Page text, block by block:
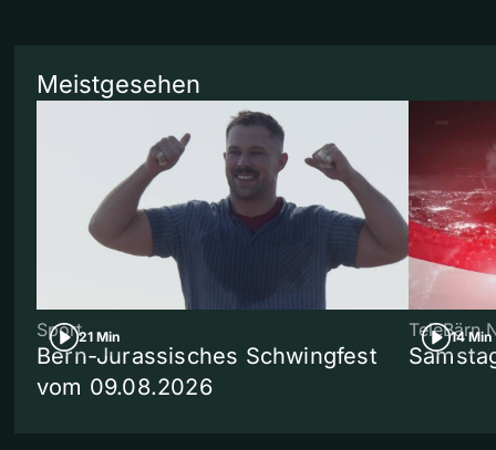
Meistgesehen
21 Min
Sport
Bern-Jurassisches Schwingfest
vom 09.08.2026
14 Min
TeleBärn